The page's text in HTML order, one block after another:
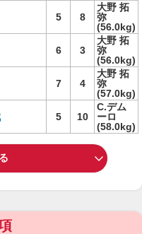
5 8
大野 拓
弥
(56.0kg)
6 3
大野 拓
弥
(56.0kg)
7 4
大野 拓
弥
(57.0kg)
5 10
C.デム
ーロ
(58.0kg)